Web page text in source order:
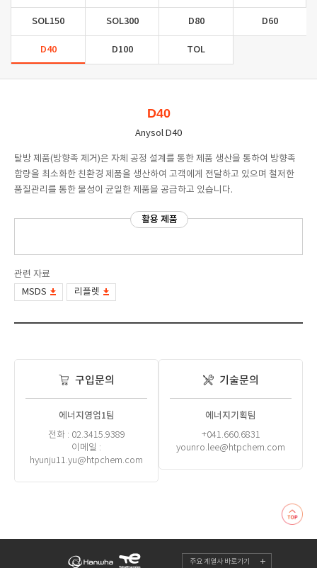
SOL150 SOL300 D80 D60
D40 D100 TOL
D40
Anysol D40
탈방 제품(방향족 제거)은 자체 공정 설계를 통한 제품 생산을 통하여 방향족
함량을 최소화한 친환경 제품을 생산하여 고객에게 전달하고 있으며 철저한
품질관리를 통한 물성이 균일한 제품을 공급하고 있습니다.
활용 제품
관련 자료
MSDS
리플렛
구입문의
에너지영업1팀
전화 : 02.3415.9389
이메일 :
hyunju11.yu@htpchem.com
기술문의
에너지기획팀
+041.660.6831
younro.lee@htpchem.com
주요 계열사 바로가기